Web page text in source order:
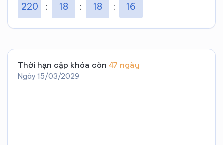
220 18 18 15
Thời hạn cặp khóa còn 47 ngày
Ngày 15/03/2029